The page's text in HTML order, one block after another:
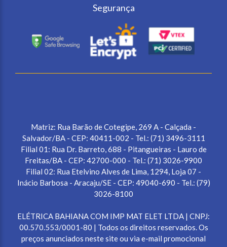
Segurança
Matriz: Rua Barão de Cotegipe, 269 A - Calçada -
Salvador/BA - CEP: 40411-002 - Tel.: (71) 3496-3111
Filial 01: Rua Dr. Barreto, 688 - Pitangueiras - Lauro de
Freitas/BA - CEP: 42700-000 - Tel.: (71) 3026-9900
Filial 02: Rua Etelvino Alves de Lima, 1294, Loja 07 -
Inácio Barbosa - Aracaju/SE - CEP: 49040-690 - Tel.: (79)
3026-8100
ELÉTRICA BAHIANA COM IMP MAT ELET LTDA | CNPJ:
00.570.553/0001-80 | Todos os direitos reservados. Os
preços anunciados neste site ou via e-mail promocional